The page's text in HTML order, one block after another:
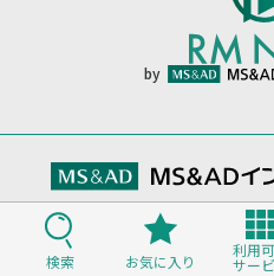
検索 お気に入り
利用
サー
by